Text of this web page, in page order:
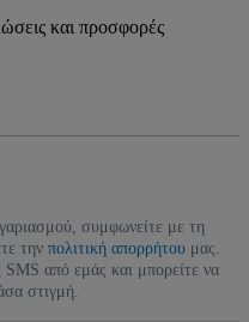
και προσφορές
συμφωνείτε με τη
την πολιτική απορρήτου μας.
SMS από εμάς και μπορείτε να
στιγμή.